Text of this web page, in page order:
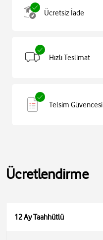
Ücretsiz İade
Hızlı Teslimat
Telsim Güvencesi
Ücretlendirme
12 Ay Taahhütlü